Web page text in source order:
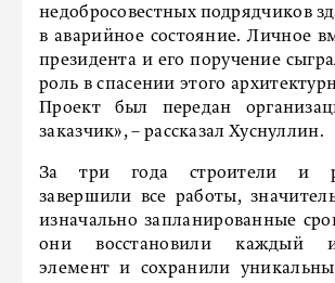
недобросовестных подрядчиков
в аварийное состояние. Личное
президента и его поручение
роль в спасении этого
Проект был передан
заказчик», – рассказал Хуснуллин.
За три года строители и
завершили все работы,
изначально запланированные
они восстановили каждый
элемент и сохранили